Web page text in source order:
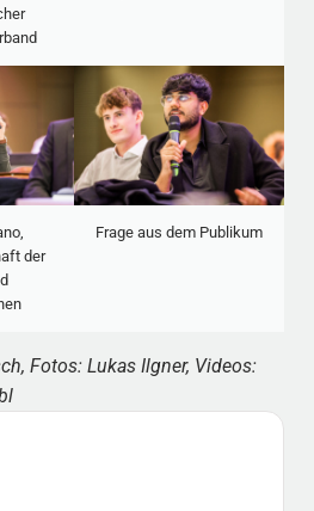
der
Frage aus dem Publikum
Fotos: Lukas Ilgner, Videos: